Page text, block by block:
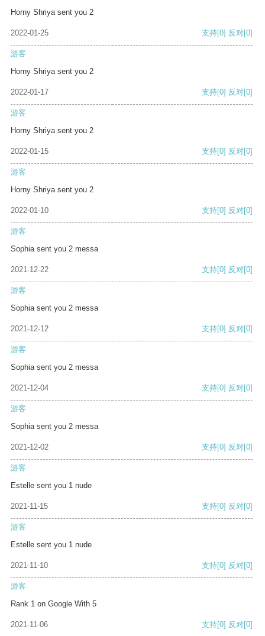
Horny Shriya sent you 2
2022-01-25 支持[0] 反对[0]
游客
Horny Shriya sent you 2
2022-01-17 支持[0] 反对[0]
游客
Horny Shriya sent you 2
2022-01-15 支持[0] 反对[0]
游客
Horny Shriya sent you 2
2022-01-10 支持[0] 反对[0]
游客
Sophia sent you 2 messa
2021-12-22 支持[0] 反对[0]
游客
Sophia sent you 2 messa
2021-12-12 支持[0] 反对[0]
游客
Sophia sent you 2 messa
2021-12-04 支持[0] 反对[0]
游客
Sophia sent you 2 messa
2021-12-02 支持[0] 反对[0]
游客
Estelle sent you 1 nude
2021-11-15 支持[0] 反对[0]
游客
Estelle sent you 1 nude
2021-11-10 支持[0] 反对[0]
游客
Rank 1 on Google With 5
2021-11-06 支持[0] 反对[0]